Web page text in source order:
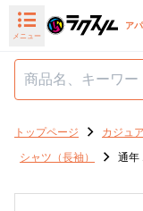
メニュー
ア
トップページ カジュ
シャツ（長袖）
通年